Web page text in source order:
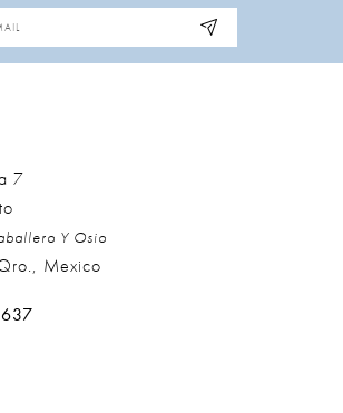
7
Y Osio
Mexico